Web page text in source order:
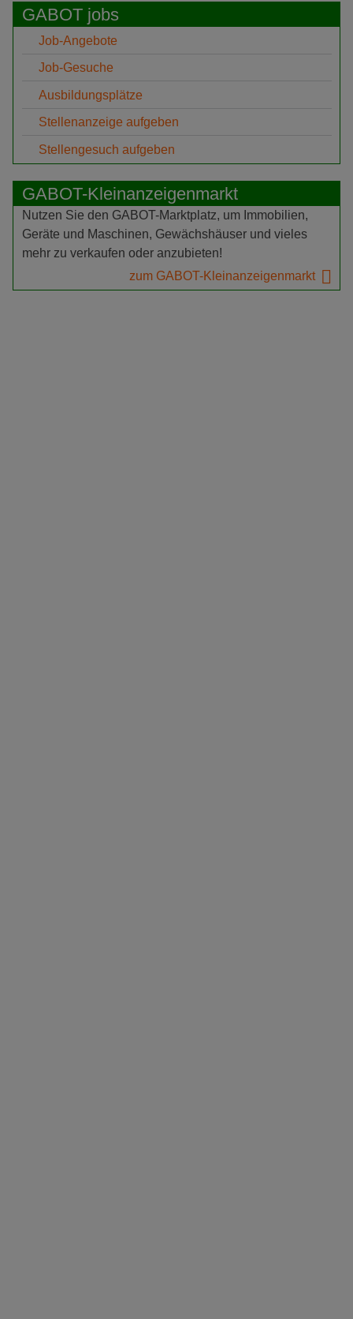
GABOT jobs
Job-Angebote
Job-Gesuche
Ausbildungsplätze
Stellenanzeige aufgeben
Stellengesuch aufgeben
GABOT-Kleinanzeigenmarkt
Nutzen Sie den GABOT-Marktplatz, um Immobilien,
Geräte und Maschinen, Gewächshäuser und vieles
mehr zu verkaufen oder anzubieten!
zum GABOT-Kleinanzeigenmarkt